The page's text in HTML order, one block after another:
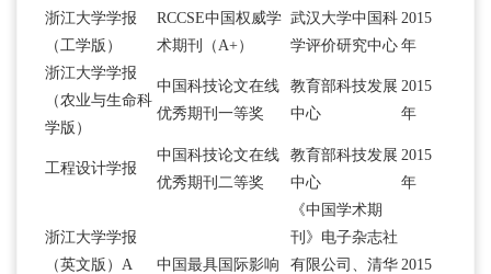
浙江大学学报
（工学版）
RCCSE中国权威学
术期刊（A+）
武汉大学中国科
学评价研究中心
2015
年
浙江大学学报
（农业与生命科
学版）
中国科技论文在线
优秀期刊一等奖
教育部科技发展
中心
2015
年
工程设计学报
中国科技论文在线
优秀期刊二等奖
教育部科技发展
中心
2015
年
浙江大学学报
（英文版）A
中国最具国际影响
《中国学术期
刊》电子杂志社
有限公司、清华 2015